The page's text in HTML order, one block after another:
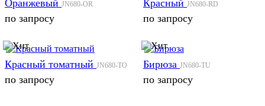
Оранжевый JN680-OR
по запросу
Красный JN680-RD
по запросу
Красный томатный JN680-TO
по запросу
Бирюза JN680-TU
по запросу